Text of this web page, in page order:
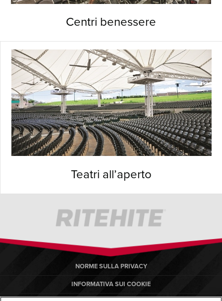
Centri benessere
Teatri all’aperto
NORME SULLA PRIVACY
INFORMATIVA SUI COOKIE